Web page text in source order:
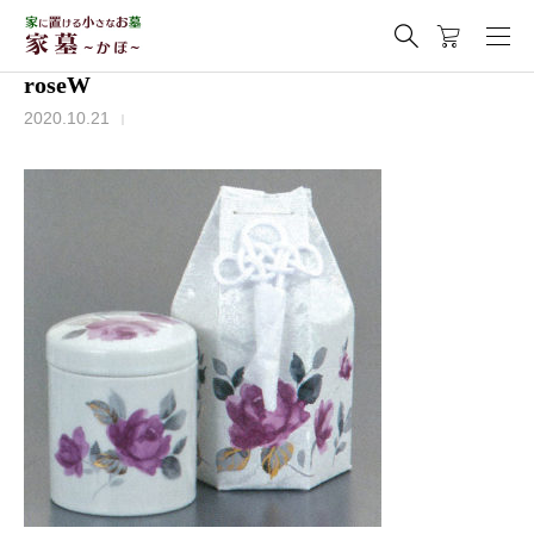
roseW
2020.10.21